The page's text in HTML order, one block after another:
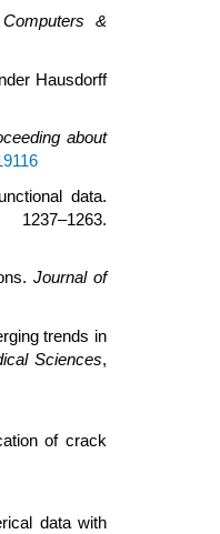
Computers &
Hausdorff
about
data.
Journal of
trends in
Sciences,
of crack
data with